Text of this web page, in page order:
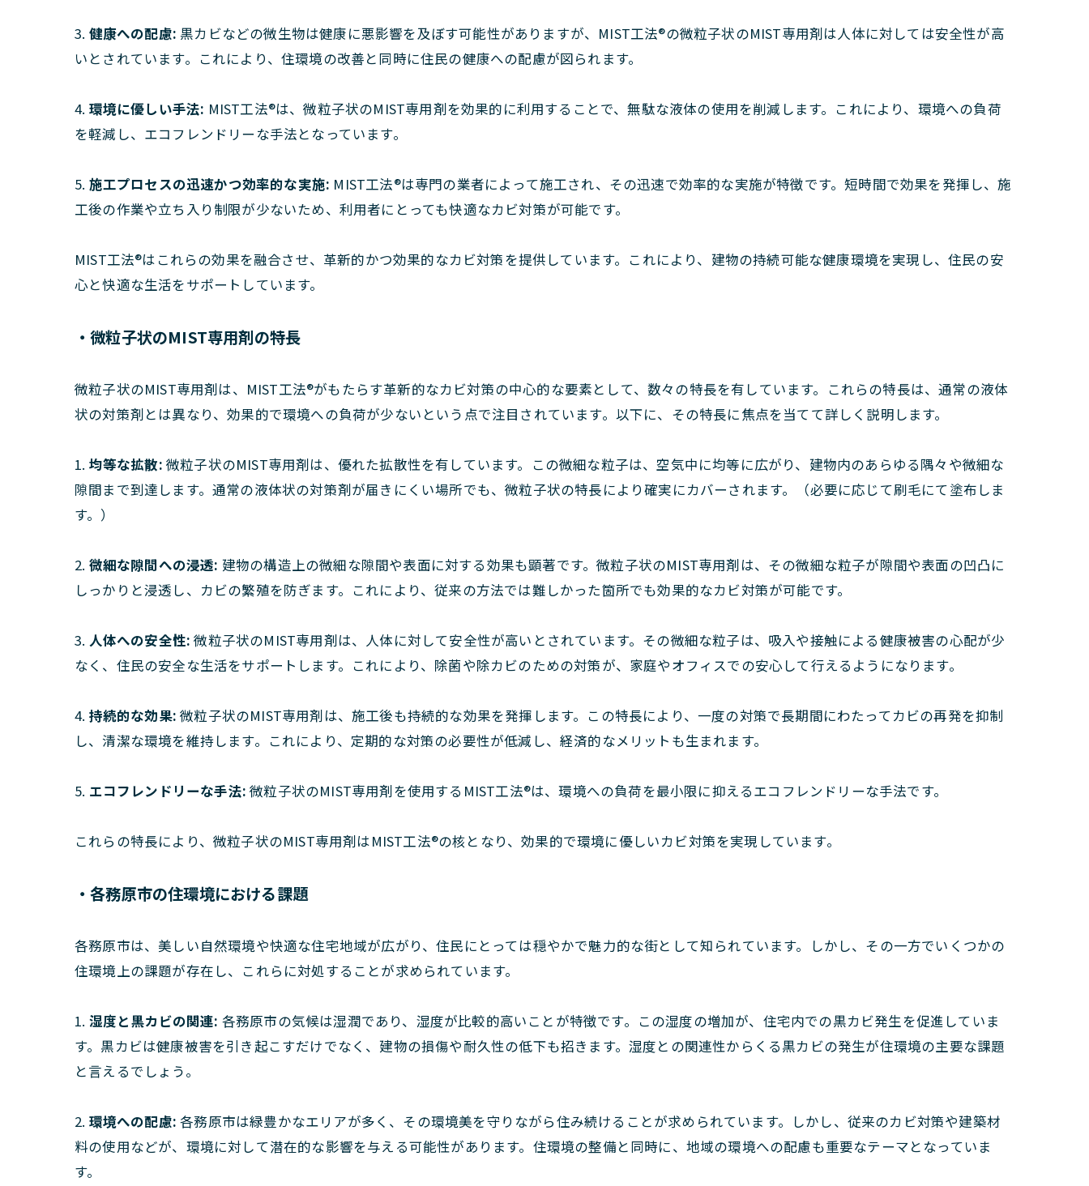
3. 健康への配慮: 黒カビなどの微生物は健康に悪影響を及ぼす可能性がありますが、MIST工法®の微粒子状のMIST専用剤は人体に対しては安全性が高
いとされています。これにより、住環境の改善と同時に住民の健康への配慮が図られます。
4. 環境に優しい手法: MIST工法®は、微粒子状のMIST専用剤を効果的に利用することで、無駄な液体の使用を削減します。これにより、環境への負荷
を軽減し、エコフレンドリーな手法となっています。
5. 施工プロセスの迅速かつ効率的な実施: MIST工法®は専門の業者によって施工され、その迅速で効率的な実施が特徴です。短時間で効果を発揮し、施
工後の作業や立ち入り制限が少ないため、利用者にとっても快適なカビ対策が可能です。
MIST工法®はこれらの効果を融合させ、革新的かつ効果的なカビ対策を提供しています。これにより、建物の持続可能な健康環境を実現し、住民の安
心と快適な生活をサポートしています。
・微粒子状のMIST専用剤の特長
微粒子状のMIST専用剤は、MIST工法®がもたらす革新的なカビ対策の中心的な要素として、数々の特長を有しています。これらの特長は、通常の液体
状の対策剤とは異なり、効果的で環境への負荷が少ないという点で注目されています。以下に、その特長に焦点を当てて詳しく説明します。
1. 均等な拡散: 微粒子状のMIST専用剤は、優れた拡散性を有しています。この微細な粒子は、空気中に均等に広がり、建物内のあらゆる隅々や微細な
隙間まで到達します。通常の液体状の対策剤が届きにくい場所でも、微粒子状の特長により確実にカバーされます。（必要に応じて刷毛にて塗布しま
す。）
2. 微細な隙間への浸透: 建物の構造上の微細な隙間や表面に対する効果も顕著です。微粒子状のMIST専用剤は、その微細な粒子が隙間や表面の凹凸に
しっかりと浸透し、カビの繁殖を防ぎます。これにより、従来の方法では難しかった箇所でも効果的なカビ対策が可能です。
3. 人体への安全性: 微粒子状のMIST専用剤は、人体に対して安全性が高いとされています。その微細な粒子は、吸入や接触による健康被害の心配が少
なく、住民の安全な生活をサポートします。これにより、除菌や除カビのための対策が、家庭やオフィスでの安心して行えるようになります。
4. 持続的な効果: 微粒子状のMIST専用剤は、施工後も持続的な効果を発揮します。この特長により、一度の対策で長期間にわたってカビの再発を抑制
し、清潔な環境を維持します。これにより、定期的な対策の必要性が低減し、経済的なメリットも生まれます。
5. エコフレンドリーな手法: 微粒子状のMIST専用剤を使用するMIST工法®は、環境への負荷を最小限に抑えるエコフレンドリーな手法です。
これらの特長により、微粒子状のMIST専用剤はMIST工法®の核となり、効果的で環境に優しいカビ対策を実現しています。
・各務原市の住環境における課題
各務原市は、美しい自然環境や快適な住宅地域が広がり、住民にとっては穏やかで魅力的な街として知られています。しかし、その一方でいくつかの
住環境上の課題が存在し、これらに対処することが求められています。
1. 湿度と黒カビの関連: 各務原市の気候は湿潤であり、湿度が比較的高いことが特徴です。この湿度の増加が、住宅内での黒カビ発生を促進していま
す。黒カビは健康被害を引き起こすだけでなく、建物の損傷や耐久性の低下も招きます。湿度との関連性からくる黒カビの発生が住環境の主要な課題
と言えるでしょう。
2. 環境への配慮: 各務原市は緑豊かなエリアが多く、その環境美を守りながら住み続けることが求められています。しかし、従来のカビ対策や建築材
料の使用などが、環境に対して潜在的な影響を与える可能性があります。住環境の整備と同時に、地域の環境への配慮も重要なテーマとなっていま
す。